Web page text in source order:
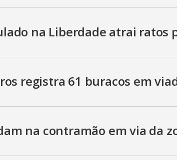
na Liberdade atrai ratos
registra 61 buracos em
na contramão em via da